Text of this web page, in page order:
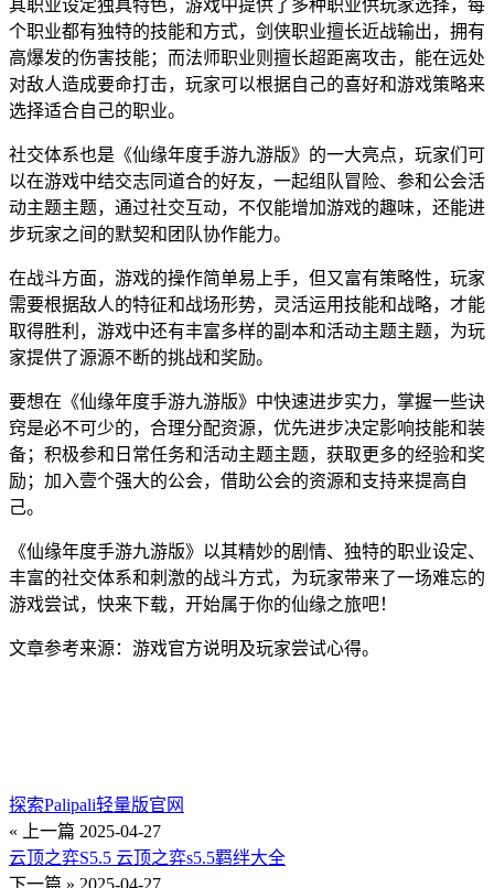
其职业设定独具特色，游戏中提供了多种职业供玩家选择，每
个职业都有独特的技能和方式，剑侠职业擅长近战输出，拥有
高爆发的伤害技能；而法师职业则擅长超距离攻击，能在远处
对敌人造成要命打击，玩家可以根据自己的喜好和游戏策略来
选择适合自己的职业。
社交体系也是《仙缘年度手游九游版》的一大亮点，玩家们可
以在游戏中结交志同道合的好友，一起组队冒险、参和公会活
动主题主题，通过社交互动，不仅能增加游戏的趣味，还能进
步玩家之间的默契和团队协作能力。
在战斗方面，游戏的操作简单易上手，但又富有策略性，玩家
需要根据敌人的特征和战场形势，灵活运用技能和战略，才能
取得胜利，游戏中还有丰富多样的副本和活动主题主题，为玩
家提供了源源不断的挑战和奖励。
要想在《仙缘年度手游九游版》中快速进步实力，掌握一些诀
窍是必不可少的，合理分配资源，优先进步决定影响技能和装
备；积极参和日常任务和活动主题主题，获取更多的经验和奖
励；加入壹个强大的公会，借助公会的资源和支持来提高自
己。
《仙缘年度手游九游版》以其精妙的剧情、独特的职业设定、
丰富的社交体系和刺激的战斗方式，为玩家带来了一场难忘的
游戏尝试，快来下载，开始属于你的仙缘之旅吧！
文章参考来源：游戏官方说明及玩家尝试心得。
探索Palipali轻量版官网
« 上一篇 2025-04-27
云顶之弈S5.5 云顶之弈s5.5羁绊大全
下一篇 » 2025-04-27